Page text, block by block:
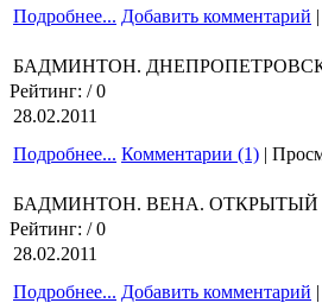
Подробнее... Добавить комментарий
БАДМИНТОН.
Рейтинг: / 0
28.02.2011
Подробнее... Комментарии (1) |
БАДМИНТОН. ВЕНА.
Рейтинг: / 0
28.02.2011
Подробнее... Добавить комментарий